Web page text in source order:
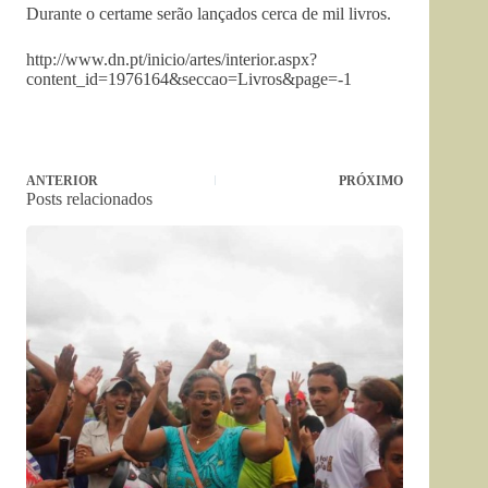
Durante o certame serão lançados cerca de mil livros.
http://www.dn.pt/inicio/artes/interior.aspx?
content_id=1976164&seccao=Livros&page=-1
ANTERIOR PRÓXIMO
Posts relacionados